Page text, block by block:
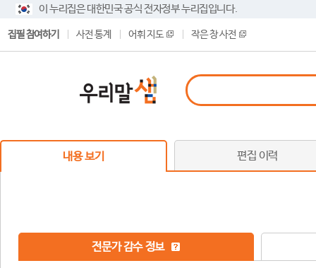
이 누리집은 대한민국 공식 전자정부 누리집입니다.
집필 참여하기 사전 통계 어휘 지도 작은 창 사전
내용 보기 편집 이력
전문가 감수 정보